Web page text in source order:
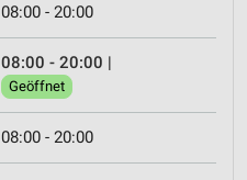
08:00 - 20:00
08:00 - 20:00 |
Geöffnet
08:00 - 20:00